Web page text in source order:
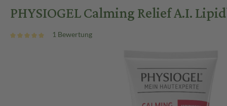
PHYSIOGEL Calming Relief A.I.
1 Bewertung